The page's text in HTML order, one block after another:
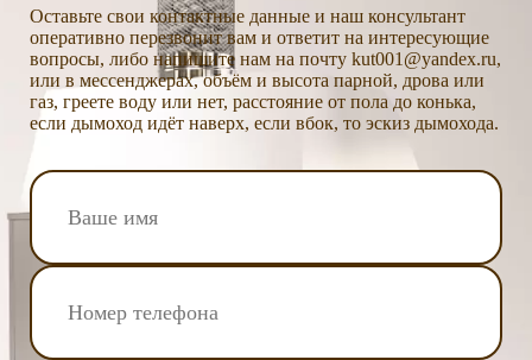
Оставьте свои контактные данные и наш консультант
оперативно перезвонит вам и ответит на интересующие
вопросы, либо напишите нам на почту kut001@yandex.ru,
или в мессенджерах, объём и высота парной, дрова или
газ, греете воду или нет, расстояние от пола до конька,
если дымоход идёт наверх, если вбок, то эскиз дымохода.